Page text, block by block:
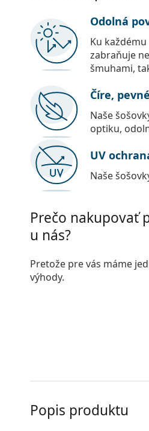
Odolná
Ku
zabraňuje
šmuhami,
Číre,
Naše
optiku,
UV
Naše
Prečo nakupovať
u nás?
Pretože pre vás máme
výhody.
Popis produktu